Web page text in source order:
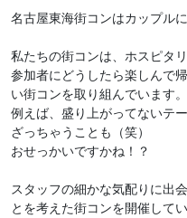
名古屋東海街コンはカップル
私たちの街コンは、ホスピタ
参加者にどうしたら楽しんで
い街コンを取り組んでいます。
例えば、盛り上がってないテ
ざっちゃうことも（笑）
おせっかいですかね！？
スタッフの細かな気配りに出
とを考えた街コンを開催して